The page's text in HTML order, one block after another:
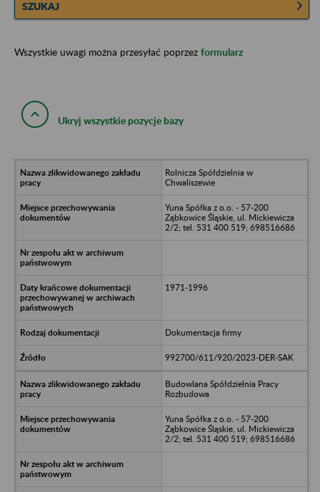
SZUKAJ
Wszystkie uwagi można przesyłać poprzez formularz
Ukryj wszystkie pozycje bazy
Rolnicza Spółdzielnia w
Chwaliszewie
Yuna Spółka z o.o. - 57-200
Ząbkowice Śląskie, ul. Mickiewicza
2/2; tel. 531 400 519; 698516686
1971-1996
Dokumentacja firmy
992700/611/920/2023-DER-SAK
Budowlana Spółdzielnia Pracy
Rozbudowa
Yuna Spółka z o.o. - 57-200
Ząbkowice Śląskie, ul. Mickiewicza
2/2; tel. 531 400 519; 698516686